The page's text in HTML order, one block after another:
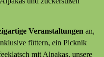
Veranstaltungen an,
füttern, ein Picknik
mit Alpakas, unsere